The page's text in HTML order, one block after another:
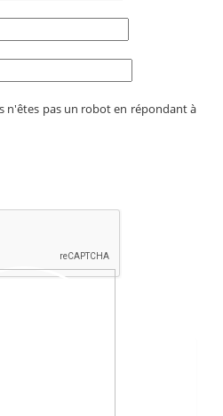
n'êtes pas un robot en répondant à